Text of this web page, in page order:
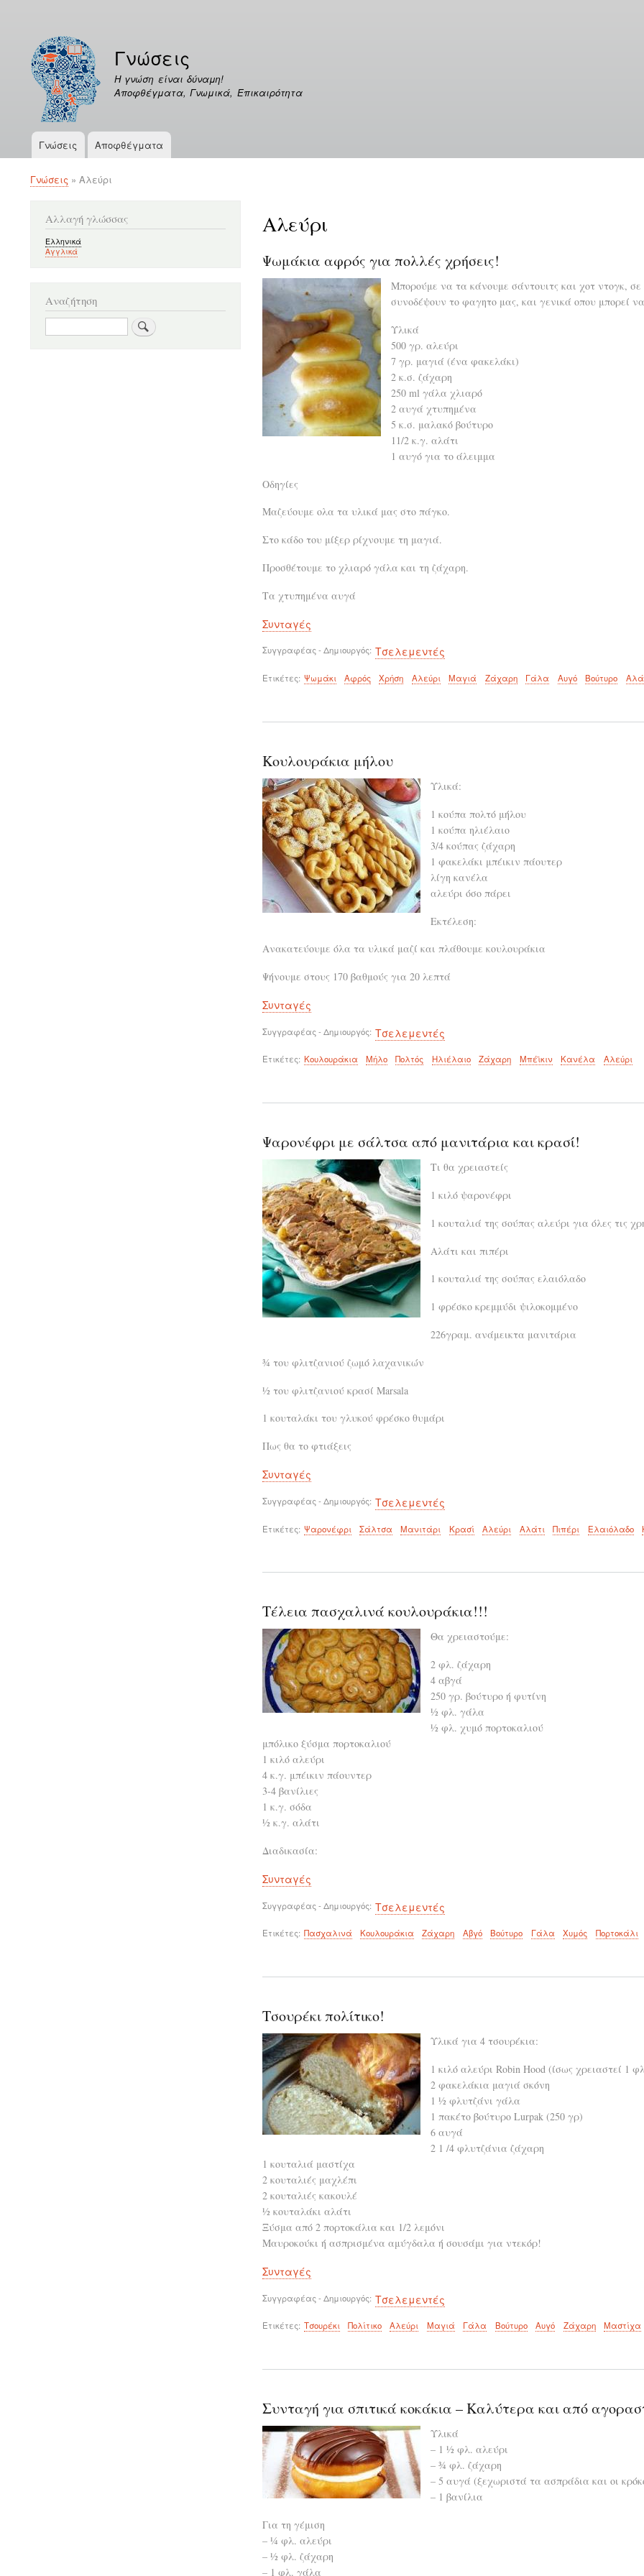
λογαριασμού
χρήστη
Γνώσεις
Η γνώση είναι δύναμη!
Αποφθέγματα, Γνωμικά, Επικαιρότητα
Κεντρική
Γνώσεις Αποφθέγματα
Breadcrumb
Γνώσεις Αλεύρι
Αλεύρι
Ψωμάκια αφρός για πολλές χρήσεις!
Μπορούμε να τα κάνουμε σάντουιτς και χοτ ντογκ,
συνοδέψουν το φαγητο μας, και γενικά οπου μπορεί
Υλικά
500 γρ. αλεύρι
7 γρ. μαγιά (ένα φακελάκι)
2 κ.σ. ζάχαρη
250 ml γάλα χλιαρό
2 αυγά χτυπημένα
5 κ.σ. μαλακό βούτυρο
11/2 κ.γ. αλάτι
1 αυγό για το άλειμμα
Οδηγίες
Μαζεύουμε ολα τα υλικά μας στο πάγκο.
Στο κάδο του μίξερ ρίχνουμε τη μαγιά.
Προσθέτουμε το χλιαρό γάλα και τη ζάχαρη.
Τα χτυπημένα αυγά
Συνταγές
Συγγραφέας - Δημιουργός Τσελεμεντές
Ετικέτες Ψωμάκι Αφρός Χρήση Αλεύρι Μαγιά Ζάχαρη Γάλα Αυγό Βούτυρο
Κουλουράκια μήλου
Υλικά:
1 κούπα πολτό μήλου
1 κούπα ηλιέλαιο
3/4 κούπας ζάχαρη
1 φακελάκι μπέικιν πάουτερ
λίγη κανέλα
αλεύρι όσο πάρει
Εκτέλεση:
Ανακατεύουμε όλα τα υλικά μαζί και πλάθουμε κουλουράκια
Ψήνουμε στους 170 βαθμούς για 20 λεπτά
Συνταγές
Συγγραφέας - Δημιουργός Τσελεμεντές
Ετικέτες Κουλουράκια Μήλο Πολτός Ηλιέλαιο Ζάχαρη Μπέϊκιν Κανέλα Αλεύρι
Ψαρονέφρι με σάλτσα από μανιτάρια και κρασί!
Τι θα χρειαστείς
1 κιλό ψαρονέφρι
1 κουταλιά της σούπας αλεύρι για όλες τις
Αλάτι και πιπέρι
1 κουταλιά της σούπας ελαιόλαδο
1 φρέσκο κρεμμύδι ψιλοκομμένο
226γραμ. ανάμεικτα μανιτάρια
¾ του φλιτζανιού ζωμό λαχανικών
½ του φλιτζανιού κρασί Marsala
1 κουταλάκι του γλυκού φρέσκο θυμάρι
Πως θα το φτιάξεις
Συνταγές
Συγγραφέας - Δημιουργός Τσελεμεντές
Ετικέτες Ψαρονέφρι Σάλτσα Μανιτάρι Κρασί Αλεύρι Αλάτι Πιπέρι Ελαιόλαδο
Τέλεια πασχαλινά κουλουράκια!!!
Θα χρειαστούμε:
2 φλ. ζάχαρη
4 αβγά
250 γρ. βούτυρο ή φυτίνη
½ φλ. γάλα
½ φλ. χυμό πορτοκαλιού
μπόλικο ξύσμα πορτοκαλιού
1 κιλό αλεύρι
4 κ.γ. μπέικιν πάουντερ
3-4 βανίλιες
1 κ.γ. σόδα
½ κ.γ. αλάτι
Διαδικασία:
Συνταγές
Συγγραφέας - Δημιουργός Τσελεμεντές
Ετικέτες Πασχαλινά Κουλουράκια Ζάχαρη Αβγό Βούτυρο Γάλα Χυμός Πορτοκάλι
Τσουρέκι πολίτικο!
Υλικά για 4 τσουρέκια:
1 κιλό αλεύρι Robin Hood (ίσως χρειαστεί 1
2 φακελάκια μαγιά σκόνη
1 ½ φλυτζάνι γάλα
1 πακέτο βούτυρο Lurpak (250 γρ)
6 αυγά
2 1 /4 φλυτζάνια ζάχαρη
1 κουταλιά μαστίχα
2 κουταλιές μαχλέπι
2 κουταλιές κακουλέ
½ κουταλάκι αλάτι
Ξύσμα από 2 πορτοκάλια και 1/2 λεμόνι
Μαυροκούκι ή ασπρισμένα αμύγδαλα ή σουσάμι για ντεκόρ!
Συνταγές
Συγγραφέας - Δημιουργός Τσελεμεντές
Ετικέτες Τσουρέκι Πολίτικο Αλεύρι Μαγιά Γάλα Βούτυρο Αυγό Ζάχαρη Μαστίχα
Συνταγή για σπιτικά κοκάκια – Καλύτερα και από
Υλικά
– 1 ½ φλ. αλεύρι
– ¾ φλ. ζάχαρη
– 5 αυγά (ξεχωριστά τα ασπράδια και οι
– 1 βανίλια
Για τη γέμιση
– ¼ φλ. αλεύρι
– ½ φλ. ζάχαρη
– 1 φλ. γάλα
Αλλαγή γλώσσας
Ελληνικά
Αγγλικά
Αναζήτηση
Αναζήτηση